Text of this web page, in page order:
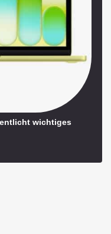
wichtiges